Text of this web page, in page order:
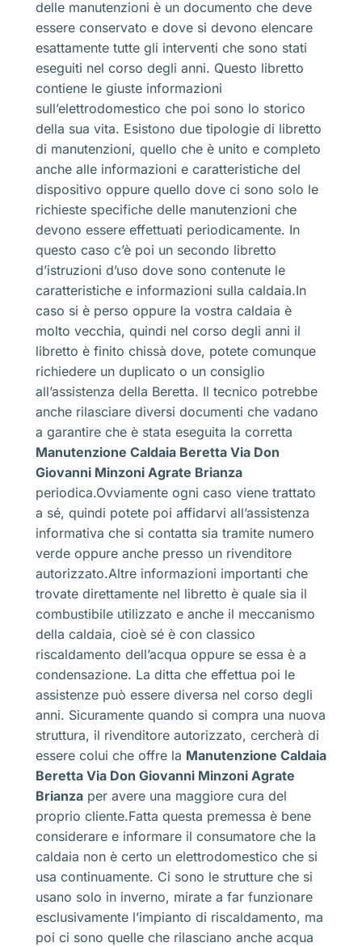
delle manutenzioni è un documento che deve
essere conservato e dove si devono elencare
esattamente tutte gli interventi che sono stati
eseguiti nel corso degli anni. Questo libretto
contiene le giuste informazioni
sull’elettrodomestico che poi sono lo storico
della sua vita. Esistono due tipologie di libretto
di manutenzioni, quello che è unito e completo
anche alle informazioni e caratteristiche del
dispositivo oppure quello dove ci sono solo le
richieste specifiche delle manutenzioni che
devono essere effettuati periodicamente. In
questo caso c’è poi un secondo libretto
d’istruzioni d’uso dove sono contenute le
caratteristiche e informazioni sulla caldaia.In
caso si è perso oppure la vostra caldaia è
molto vecchia, quindi nel corso degli anni il
libretto è finito chissà dove, potete comunque
richiedere un duplicato o un consiglio
all’assistenza della Beretta. Il tecnico potrebbe
anche rilasciare diversi documenti che vadano
a garantire che è stata eseguita la corretta
Manutenzione Caldaia Beretta Via Don
Giovanni Minzoni Agrate Brianza
periodica.Ovviamente ogni caso viene trattato
a sé, quindi potete poi affidarvi all’assistenza
informativa che si contatta sia tramite numero
verde oppure anche presso un rivenditore
autorizzato.Altre informazioni importanti che
trovate direttamente nel libretto è quale sia il
combustibile utilizzato e anche il meccanismo
della caldaia, cioè sé è con classico
riscaldamento dell’acqua oppure se essa è a
condensazione. La ditta che effettua poi le
assistenze può essere diversa nel corso degli
anni. Sicuramente quando si compra una nuova
struttura, il rivenditore autorizzato, cercherà di
essere colui che offre la Manutenzione Caldaia
Beretta Via Don Giovanni Minzoni Agrate
Brianza per avere una maggiore cura del
proprio cliente.Fatta questa premessa è bene
considerare e informare il consumatore che la
caldaia non è certo un elettrodomestico che si
usa continuamente. Ci sono le strutture che si
usano solo in inverno, mirate a far funzionare
esclusivamente l’impianto di riscaldamento, ma
poi ci sono quelle che rilasciano anche acqua